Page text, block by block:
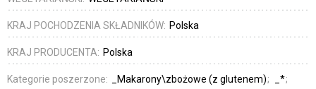
KRAJ POCHODZENIA SKŁADNIKÓW: Polska
KRAJ PRODUCENTA: Polska
Kategorie poszerzone: _Makarony\zbożowe (z glutenem)
_*